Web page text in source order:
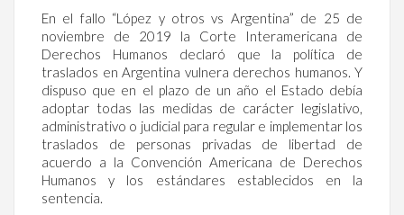
En el fallo “López y otros vs Argentina” de 25 de
noviembre de 2019 la Corte Interamericana de
Derechos Humanos declaró que la política de
traslados en Argentina vulnera derechos humanos. Y
dispuso que en el plazo de un año el Estado debía
adoptar todas las medidas de carácter legislativo,
administrativo o judicial para regular e implementar los
traslados de personas privadas de libertad de
acuerdo a la Convención Americana de Derechos
Humanos y los estándares establecidos en la
sentencia.